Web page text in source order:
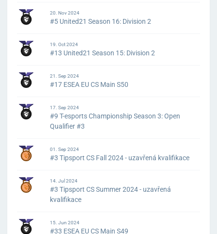
20. Nov 2024
#5 United21 Season 16: Division 2
19. Oct 2024
#13 United21 Season 15: Division 2
21. Sep 2024
#17 ESEA EU CS Main S50
17. Sep 2024
#9 T-esports Championship Season 3: Open
Qualifier #3
01. Sep 2024
#3 Tipsport CS Fall 2024 - uzavřená kvalifikace
14. Jul 2024
#3 Tipsport CS Summer 2024 - uzavřená
kvalifikace
15. Jun 2024
#33 ESEA EU CS Main S49